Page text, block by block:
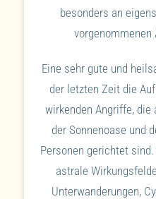
besonders an
vorgenommenen
Eine sehr gute und
der letzten Zeit die
wirkenden Angriffe,
der Sonnenoase und
Personen gerichtet
astrale
Unterwanderungen,